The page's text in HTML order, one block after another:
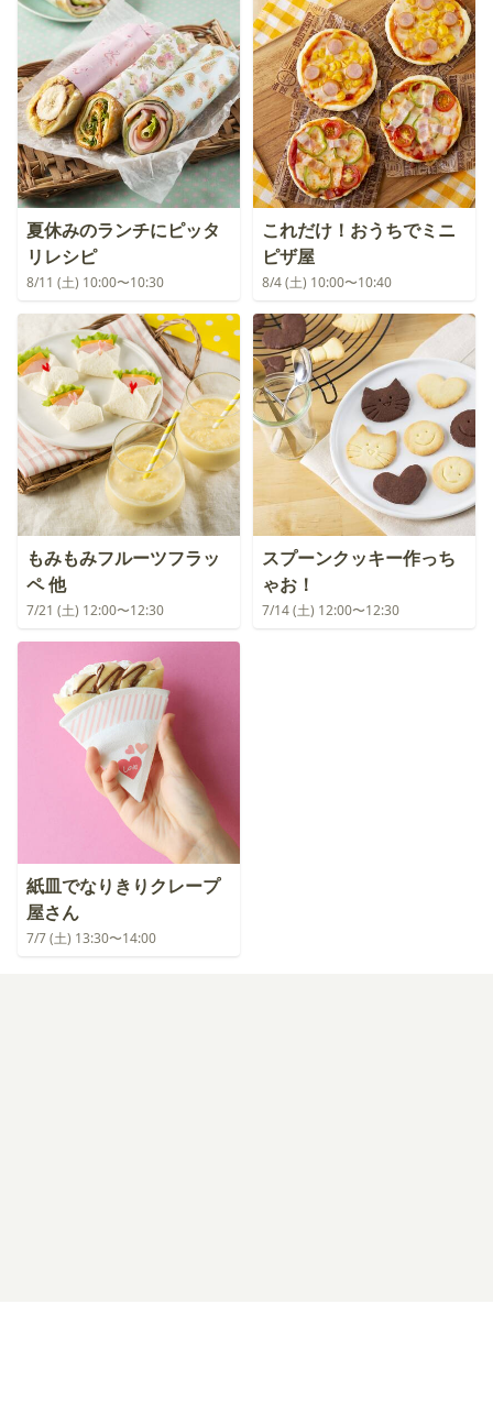
夏休みのランチにピッタ
リレシピ
8/11 (土) 10:00〜10:30
これだけ！おうちでミニ
ピザ屋
8/4 (土) 10:00〜10:40
もみもみフルーツフラッ
ペ 他
7/21 (土) 12:00〜12:30
スプーンクッキー作っち
ゃお！
7/14 (土) 12:00〜12:30
紙皿でなりきりクレープ
屋さん
7/7 (土) 13:30〜14:00